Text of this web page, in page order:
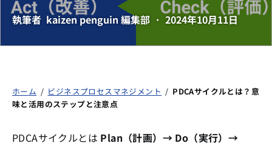
執筆者 kaizen penguin 編集部 2024年10月11日
ホーム / ビジネスプロセスマネジメント / PDCAサイクルとは？意
味と活用のステップと注意点
PDCAサイクルとは Plan（計画）→ Do（実行）→